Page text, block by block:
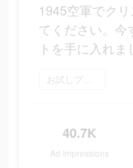
1945空軍でク
てください。今
トを手に入れま
お試しプレイ
40.7K
Ad Impressions